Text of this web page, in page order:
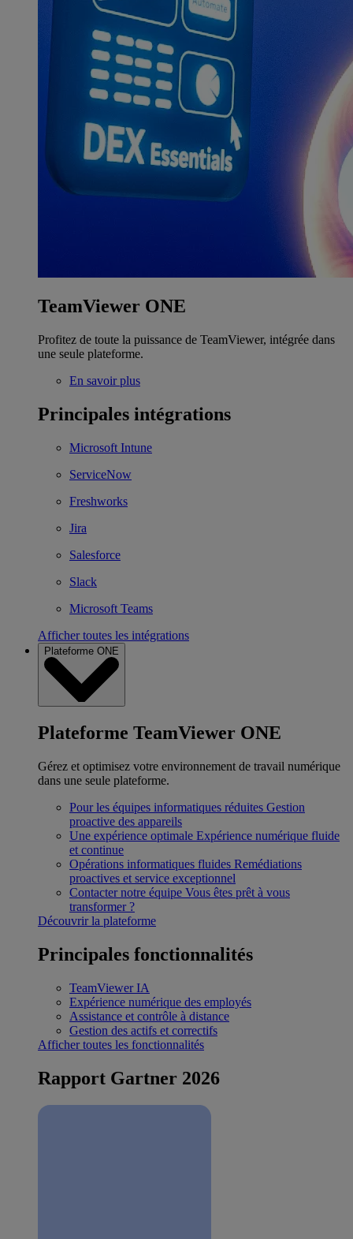
TeamViewer ONE
Profitez de toute la puissance de TeamViewer, intégrée dans
une seule plateforme.
En savoir plus
Principales intégrations
Microsoft Intune
ServiceNow
Freshworks
Jira
Salesforce
Slack
Microsoft Teams
Afficher toutes les intégrations
Plateforme ONE
Plateforme TeamViewer ONE
Gérez et optimisez votre environnement de travail numérique
dans une seule plateforme.
Pour les équipes informatiques réduites Gestion
proactive des appareils
Une expérience optimale Expérience numérique fluide
et continue
Opérations informatiques fluides Remédiations
proactives et service exceptionnel
Contacter notre équipe Vous êtes prêt à vous
transformer ?
Découvrir la plateforme
Principales fonctionnalités
TeamViewer IA
Expérience numérique des employés
Assistance et contrôle à distance
Gestion des actifs et correctifs
Afficher toutes les fonctionnalités
Rapport Gartner 2026